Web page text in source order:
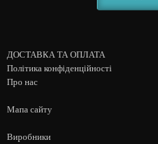
ДОСТАВКА ТА ОПЛАТА
Політика конфіденційності
Про нас
Мапа сайту
Виробники